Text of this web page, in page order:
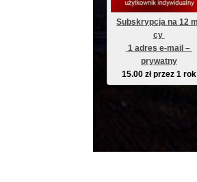
Subskrypcja na 12
cy
prywatny
15.00 zł przez 1 rok